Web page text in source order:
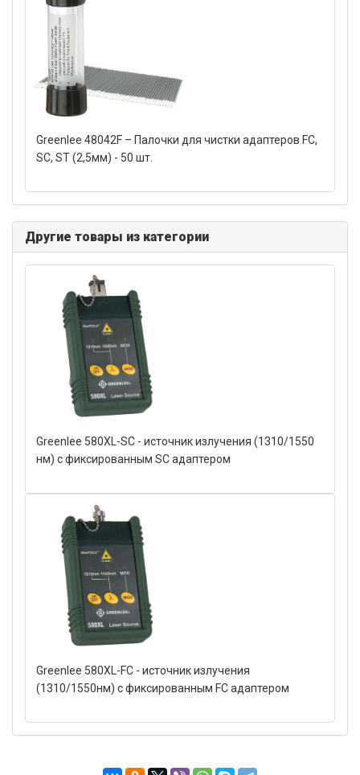
Greenlee 48042F – Палочки для чистки адаптеров FC,
SC, ST (2,5мм) - 50 шт.
Другие товары из категории
Greenlee 580XL-SC - источник излучения (1310/1550
нм) c фиксированным SC адаптером
Greenlee 580XL-FC - источник излучения
(1310/1550нм) c фиксированным FC адаптером